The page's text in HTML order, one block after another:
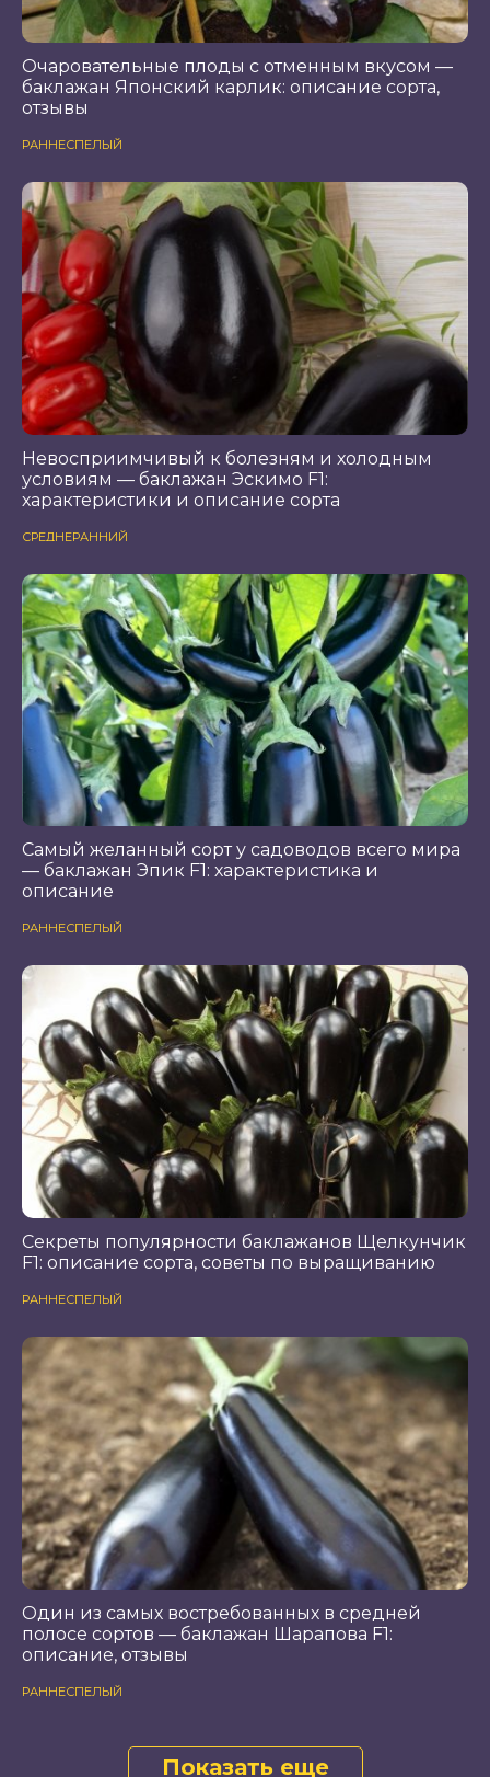
Очаровательные плоды с отменным вкусом —
баклажан Японский карлик: описание сорта,
отзывы
РАННЕСПЕЛЫЙ
Невосприимчивый к болезням и холодным
условиям — баклажан Эскимо F1:
характеристики и описание сорта
СРЕДНЕРАННИЙ
Самый желанный сорт у садоводов всего мира
— баклажан Эпик F1: характеристика и
описание
РАННЕСПЕЛЫЙ
Секреты популярности баклажанов Щелкунчик
F1: описание сорта, советы по выращиванию
РАННЕСПЕЛЫЙ
Один из самых востребованных в средней
полосе сортов — баклажан Шарапова F1:
описание, отзывы
РАННЕСПЕЛЫЙ
Показать еще